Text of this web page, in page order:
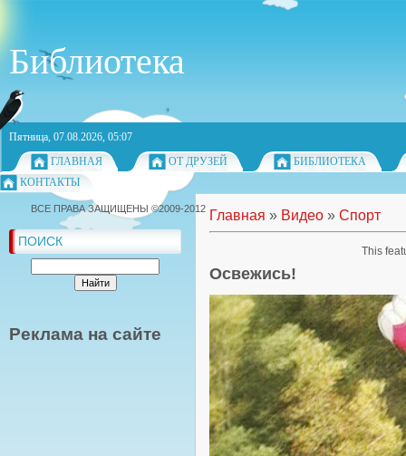
Библиотека
Пятница, 07.08.2026, 05:07
ГЛАВНАЯ
ОТ ДРУЗЕЙ
БИБЛИОТЕКА
КОНТАКТЫ
ПОИСК
Реклама на сайте
Главная » Видео » Спорт
Освежись!
ВСЕ ПРАВА ЗАЩИЩЕНЫ ©2009-2012
This